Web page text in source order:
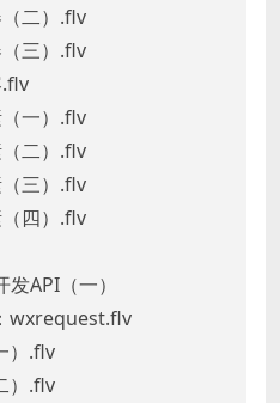
（二）.flv
（三）.flv
.flv
（一）.flv
（二）.flv
（三）.flv
（四）.flv
API（一）
wxrequest.flv
）.flv
）.flv